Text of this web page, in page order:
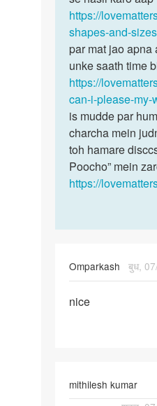
karna
ka
by
arun
bind
size
https://
shapes-and-sizes
par mat jao apna
unke saath time
https://
can-i-please-my-
is mudde par
charcha mein
toh hamare
Poocho” mein
https://
Omparkash
बुध,
nice
nice
mithilesh kumar